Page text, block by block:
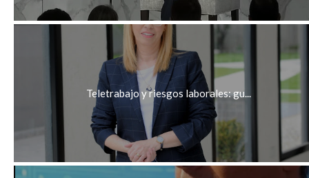
Teletrabajo y riesgos laborales: gu...